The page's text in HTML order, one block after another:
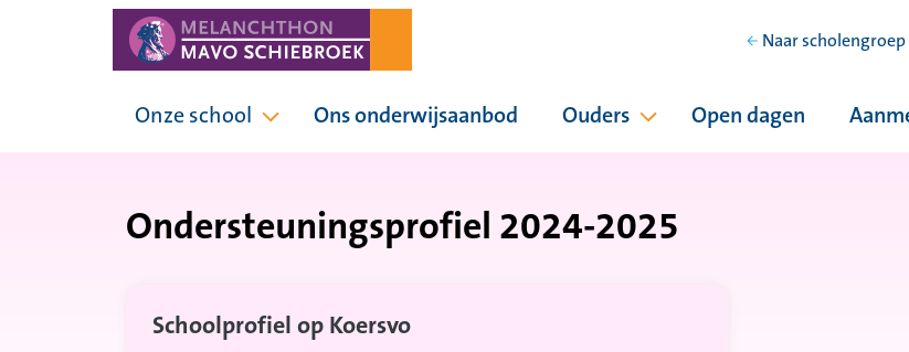
Naar scholengroep
Onze school
Pagina's onder Onze school
Ons onderwijsaanbod Ouders
Pagina's onder Ouders
Open dagen
Ondersteuningsprofiel 2024-2025
Schoolprofiel op Koersvo